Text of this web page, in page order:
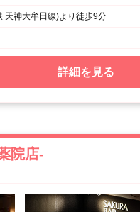
天神大牟田線)より徒歩9分
詳細を見る
院店-